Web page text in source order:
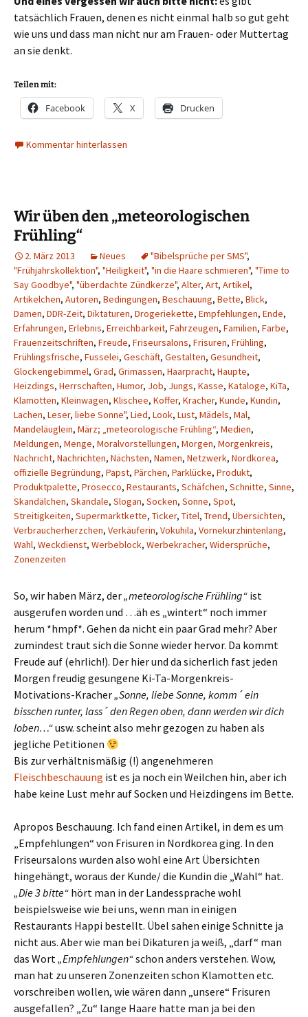
tatsächlich Frauen, denen es nicht einmal halb so gut geht
wie uns und dass man nicht nur am Frauen- oder Muttertag
an sie denkt.
Teilen mit:
Facebook X Drucken
Kommentar hinterlassen
Wir üben den „meteorologischen
Frühling“
2. März 2013 Neues "Bibelsprüche per SMS",
"Frühjahrskollektion", "Heiligkeit", "in die Haare schmieren", "Time to
Say Goodbye", "überdachte Zündkerze", Alter, Art, Artikel,
Artikelchen, Autoren, Bedingungen, Beschauung, Bette, Blick,
Damen, DDR-Zeit, Diktaturen, Drogeriekette, Empfehlungen, Ende,
Erfahrungen, Erlebnis, Erreichbarkeit, Fahrzeugen, Familien, Farbe,
Frauenzeitschriften, Freude, Friseursalons, Frisuren, Frühling,
Frühlingsfrische, Fusselei, Geschäft, Gestalten, Gesundheit,
Glockengebimmel, Grad, Grimassen, Haarpracht, Haupte,
Heizdings, Herrschaften, Humor, Job, Jungs, Kasse, Kataloge, KiTa,
Klamotten, Kleinwagen, Klischee, Koffer, Kracher, Kunde, Kundin,
Lachen, Leser, liebe Sonne", Lied, Look, Lust, Mädels, Mal,
Mandeläuglein, März; „meteorologische Frühling“, Medien,
Meldungen, Menge, Moralvorstellungen, Morgen, Morgenkreis,
Nachricht, Nachrichten, Nächsten, Namen, Netzwerk, Nordkorea,
offizielle Begründung, Papst, Pärchen, Parklücke, Produkt,
Produktpalette, Prosecco, Restaurants, Schäfchen, Schnitte, Sinne,
Skandälchen, Skandale, Slogan, Socken, Sonne, Spot,
Streitigkeiten, Supermarktkette, Ticker, Titel, Trend, Übersichten,
Verbraucherherzchen, Verkäuferin, Vokuhila, Vornekurzhintenlang,
Wahl, Weckdienst, Werbeblock, Werbekracher, Widersprüche,
Zonenzeiten
So, wir haben März, der„meteorologische Frühling“ ist
ausgerufen worden und …äh es „wintert“ noch immer
herum *hmpf*. Gehen da nicht ein paar Grad mehr? Aber
zumindest traut sich die Sonne wieder hervor. Da kommt
Freude auf (ehrlich!). Der hier und da sicherlich fast jeden
Morgen freudig gesungene Ki-Ta-Morgenkreis-
Motivations-Kracher„Sonne, liebe Sonne, komm´ ein
bisschen runter, lass´ den Regen oben, dann werden wir dich
loben…“usw. scheint also mehr gezogen zu haben als
jegliche Petitionen
Bis zur verhältnismäßig (!) angenehmeren
Fleischbeschauung ist es ja noch ein Weilchen hin, aber ich
habe keine Lust mehr auf Socken und Heizdingens im Bette.
Apropos Beschauung. Ich fand einen Artikel, in dem es um
„Empfehlungen“ von Frisuren in Nordkorea ging. In den
Friseursalons wurden also wohl eine Art Übersichten
hingehängt, woraus der Kunde/ die Kundin die „Wahl“ hat.
„Die 3 bitte“ hört man in der Landessprache wohl
beispielsweise wie bei uns, wenn man in einigen
Restaurants Happi bestellt. Übel sahen einige Schnitte ja
nicht aus. Aber wie man bei Dikaturen ja weiß, „darf“ man
das Wort„Empfehlungen“schon anders verstehen. Wow,
man hat zu unseren Zonenzeiten schon Klamotten etc.
vorschreiben wollen, wie wären dann „unsere“ Frisuren
ausgefallen? „Zu“ lange Haare hatte man ja bei den